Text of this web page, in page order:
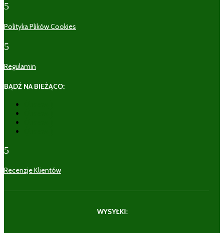
5
Polityka Plików Cookies
5
Regulamin
BĄDŹ NA BIEŻĄCO:
5
Recenzje Klientów
WYSYŁKI: